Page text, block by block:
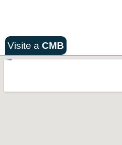
Visite a CMB